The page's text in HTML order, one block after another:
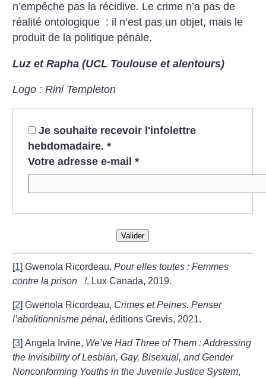
n’empêche pas la récidive. Le crime n’a pas de
réalité ontologique : il n’est pas un objet, mais le
produit de la politique pénale.
Luz et Rapha (UCL Toulouse et alentours)
Logo : Rini Templeton
Je souhaite recevoir l'infolettre
hebdomadaire. *
Votre adresse e-mail *
Valider
[1]Gwenola Ricordeau,Pour elles toutes : Femmes
contre la prison
!, Lux Canada, 2019.
[2]Gwenola Ricordeau, Crimes et Peines. Penser
l’abolitionnisme pénal, éditions Grevis, 2021.
[3]Angela Irvine, We’ve Had Three of Them : Addressing
the Invisibility of Lesbian, Gay, Bisexual, and Gender
Nonconforming Youths in the Juvenile Justice System,